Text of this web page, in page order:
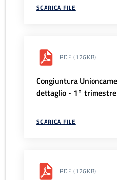
SCARICA FILE
PDF (126KB)
Congiuntura
dettaglio - 1°
SCARICA FILE
PDF (126KB)